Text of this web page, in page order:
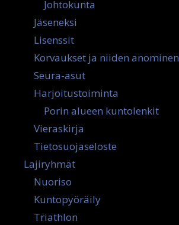
Johtokunta
Jäseneksi
Lisenssit
Korvaukset ja niiden anominen
Seura-asut
Harjoitustoiminta
Porin alueen kuntolenkit
Vieraskirja
Tietosuojaseloste
Lajiryhmät
Nuoriso
Kuntopyöräily
Triathlon